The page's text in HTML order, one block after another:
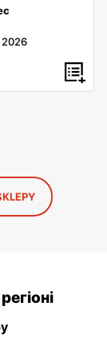
2026